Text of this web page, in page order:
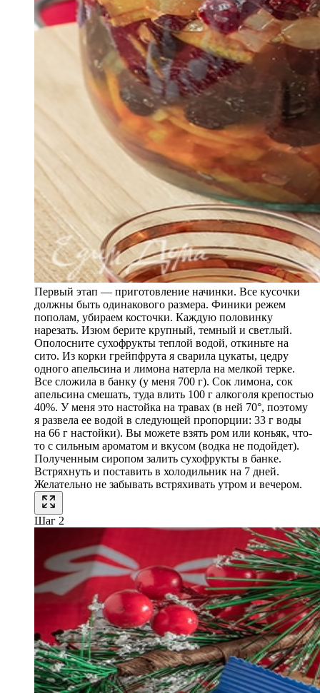
Первый этап — приготовление начинки. Все кусочки
должны быть одинакового размера. Финики режем
пополам, убираем косточки. Каждую половинку
нарезать. Изюм берите крупный, темный и светлый.
Ополосните сухофрукты теплой водой, откиньте на
сито. Из корки грейпфрута я сварила цукаты, цедру
одного апельсина и лимона натерла на мелкой терке.
Все сложила в банку (у меня 700 г). Сок лимона, сок
апельсина смешать, туда влить 100 г алкоголя крепостью
40%. У меня это настойка на травах (в ней 70°, поэтому
я развела ее водой в следующей пропорции: 33 г воды
на 66 г настойки). Вы можете взять ром или коньяк, что-
то с сильным ароматом и вкусом (водка не подойдет).
Полученным сиропом залить сухофрукты в банке.
Встряхнуть и поставить в холодильник на 7 дней.
Желательно не забывать встряхивать утром и вечером.
Шаг 2